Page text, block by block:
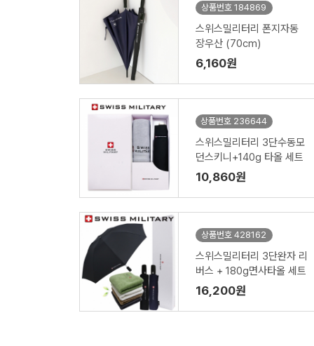
상품번호 184869
스위스밀리터리 폰지자동
장우산 (70cm)
6,160원
상품번호 236644
스위스밀리터리 3단수동모
던스키니+140g 타올 세트
10,860원
상품번호 428162
스위스밀리터리 3단완자 리
버스 + 180g면사타올 세트
16,200원